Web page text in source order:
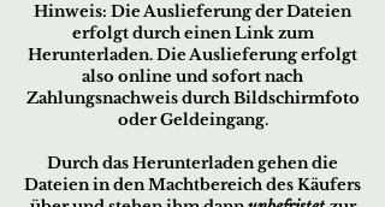
Hinweis: Die Auslieferung der Dateien
erfolgt durch einen Link zum
Herunterladen. Die Auslieferung erfolgt
also online und sofort nach
Zahlungsnachweis durch Bildschirmfoto
oder Geldeingang.
Durch das Herunterladen gehen die
Dateien in den Machtbereich des Käufers